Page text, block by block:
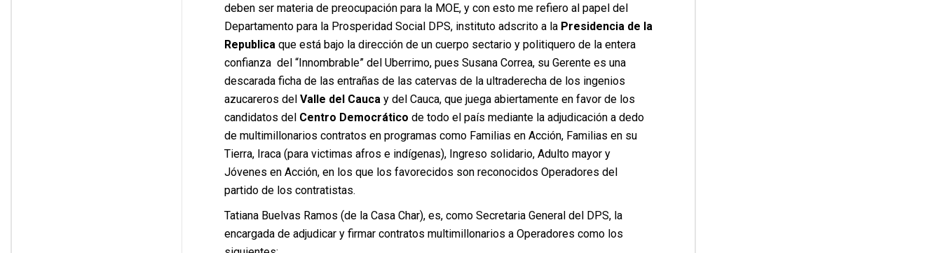
deben ser materia de preocupación para la MOE, y con esto me refiero al papel del
Departamento para la Prosperidad Social DPS, instituto adscrito a la Presidencia de la
Republicaque está bajo la dirección de un cuerpo sectario y politiquero de la entera
confianza del “Innombrable” del Uberrimo, pues Susana Correa, su Gerente es una
descarada ficha de las entrañas de las catervas de la ultraderecha de los ingenios
azucareros del Valle del Caucay del Cauca, que juega abiertamente en favor de los
candidatos del Centro Democrático de todo el país mediante la adjudicación a dedo
de multimillonarios contratos en programas como Familias en Acción, Familias en su
Tierra, Iraca (para victimas afros e indígenas), Ingreso solidario, Adulto mayor y
Jóvenes en Acción, en los que los favorecidos son reconocidos Operadores del
partido de los contratistas.
Tatiana Buelvas Ramos (de la Casa Char), es, como Secretaria General del DPS, la
encargada de adjudicar y firmar contratos multimillonarios a Operadores como los